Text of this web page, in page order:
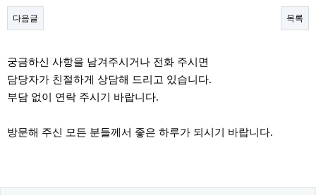
다음글 목록
궁금하신 사항을 남겨주시거나 전화 주시면
담당자가 친절하게 상담해 드리고 있습니다.
부담 없이 연락 주시기 바랍니다.
방문해 주신 모든 분들께서 좋은 하루가 되시기 바랍니다.